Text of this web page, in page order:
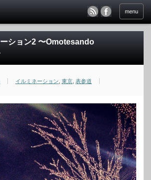
menu
ション2 〜Omotesando
イルミネーション 東京 表参道